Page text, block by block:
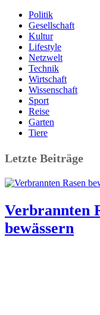
Politik
Gesellschaft
Kultur
Lifestyle
Netzwelt
Technik
Wirtschaft
Wissenschaft
Sport
Reise
Garten
Tiere
Letzte Beiträge
Verbrannten
bewässern